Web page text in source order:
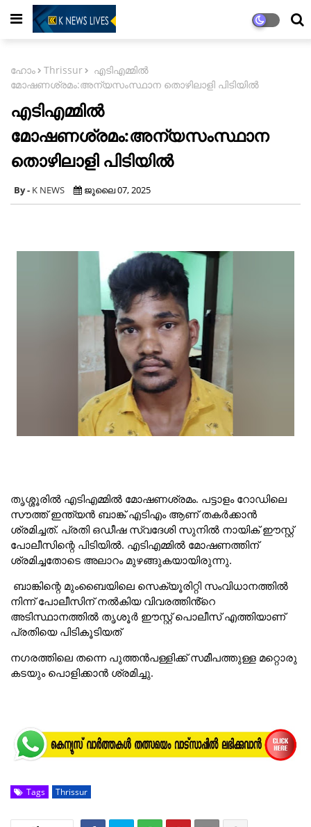
ഹോം Thrissur
എടിഎമ്മിൽ
മോഷണശ്രമം:അന്യസംസ്ഥാന തൊഴിലാളി പിടിയിൽ
എടിഎമ്മിൽ
മോഷണശ്രമം:അന്യസംസ്ഥാന
തൊഴിലാളി പിടിയിൽ
K NEWS ജൂലൈ 07, 2025
തൃശ്ശൂരിൽ എടിഎമ്മിൽ മോഷണശ്രമം. പട്ടാളം റോഡിലെ
സൗത്ത് ഇന്ത്യൻ ബാങ്ക് എടിഎം ആണ് തകർക്കാൻ
ശ്രമിച്ചത്. പ്രതി ഒഡീഷ സ്വദേശി സുനിൽ നായിക് ഈസ്റ്റ്
പോലീസിന്റെ പിടിയിൽ. എടിഎമ്മിൽ മോഷണത്തിന്
ശ്രമിച്ചതോടെ അലാറം മുഴങ്ങുകയായിരുന്നു.
ബാങ്കിന്റെ മുംബൈയിലെ സെക്യൂരിറ്റി സംവിധാനത്തിൽ
നിന്ന് പോലീസിന് നൽകിയ വിവരത്തിൻ്റെ
അടിസ്ഥാനത്തിൽ തൃശൂർ ഈസ്റ്റ് പൊലീസ് എത്തിയാണ്
പ്രതിയെ പിടികൂടിയത്
നഗരത്തിലെ തന്നെ പുത്തൻപള്ളിക്ക് സമീപത്തുള്ള മറ്റൊരു
കടയും പൊളിക്കാൻ ശ്രമിച്ചു.
Tags Thrissur